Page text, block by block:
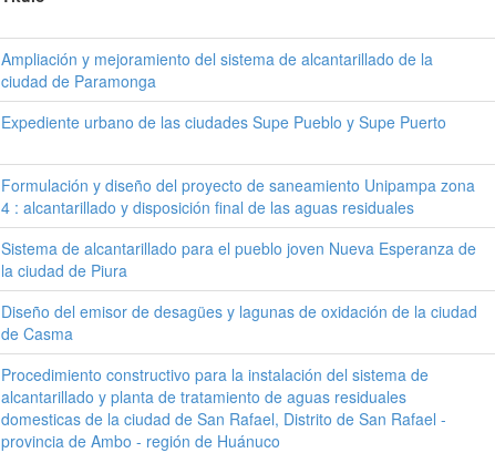
Ampliación y mejoramiento del sistema de alcantarillado de la
ciudad de Paramonga
Expediente urbano de las ciudades Supe Pueblo y Supe Puerto
Formulación y diseño del proyecto de saneamiento Unipampa zona
4 : alcantarillado y disposición final de las aguas residuales
Sistema de alcantarillado para el pueblo joven Nueva Esperanza de
la ciudad de Piura
Diseño del emisor de desagües y lagunas de oxidación de la ciudad
de Casma
Procedimiento constructivo para la instalación del sistema de
alcantarillado y planta de tratamiento de aguas residuales
domesticas de la ciudad de San Rafael, Distrito de San Rafael -
provincia de Ambo - región de Huánuco